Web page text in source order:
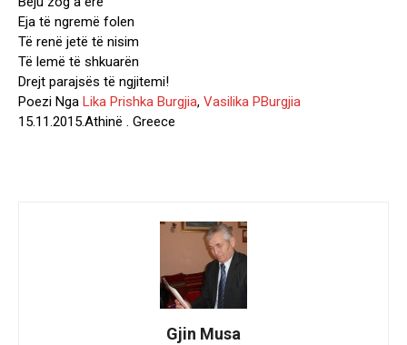
Eja të ngremë folen
Të renë jetë të nisim
Të lemë të shkuarën
Drejt parajsës të ngjitemi!
Poezi Nga Lika Prishka Burgjia, Vasilika PBurgjia
15.11.2015.Athinë . Greece
Gjin Musa